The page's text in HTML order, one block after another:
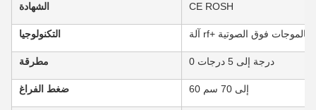
الشهادة CE ROSH
التكنولوجيا آلة rf+ بالموجات فوق الصوتية
مطرقة 0 درجة إلى 5 درجات
ضغط الفراغ 60 إلى 70 سم